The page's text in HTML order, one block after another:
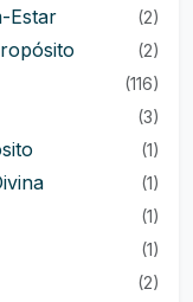
Estar (2)
(2)
(116)
(3)
(1)
(1)
(1)
(1)
(2)